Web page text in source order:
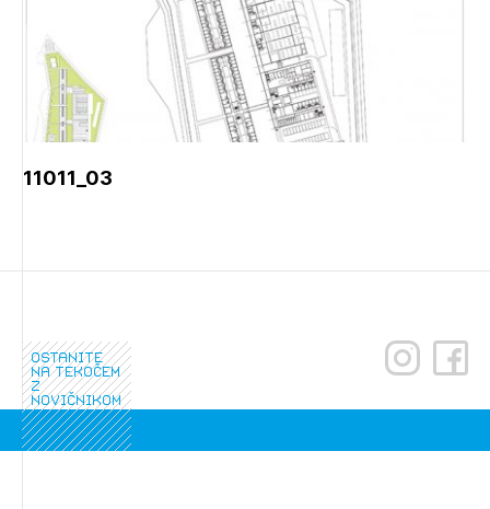
11011_03
ostanite
na tekočem
z
novičnikom